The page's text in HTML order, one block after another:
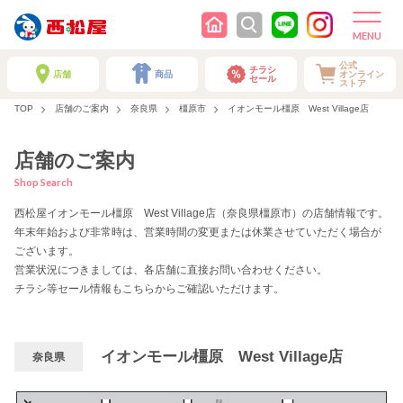
店舗 商品
チラシ
セール
公式
オンライン
ストア
TOP 店舗のご案内 奈良県 橿原市 イオンモール橿原 West Village店
店舗のご案内
Shop Search
西松屋イオンモール橿原 West Village店（奈良県橿原市）の店舗情報です。
年末年始および非常時は、営業時間の変更または休業させていただく場合が
ございます。
営業状況につきましては、各店舗に直接お問い合わせください。
チラシ等セール情報もこちらからご確認いただけます。
奈良県 イオンモール橿原 West Village店